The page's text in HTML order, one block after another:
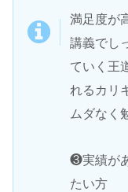
満足度が
講義でし
ていく王
れるカリ
ムダなく
❸実績が
たい方